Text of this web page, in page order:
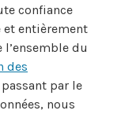
confiance
et entièrement
du
des
passant par le
nous